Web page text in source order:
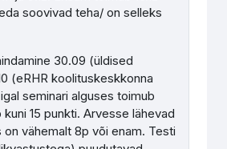
soovivad teha/ on selleks
30.09 (üldised
(eRHR koolituskeskkonna
seminari alguses toimub
15 punkti. Arvesse lähevad
vähemalt 8p või enam. Testi